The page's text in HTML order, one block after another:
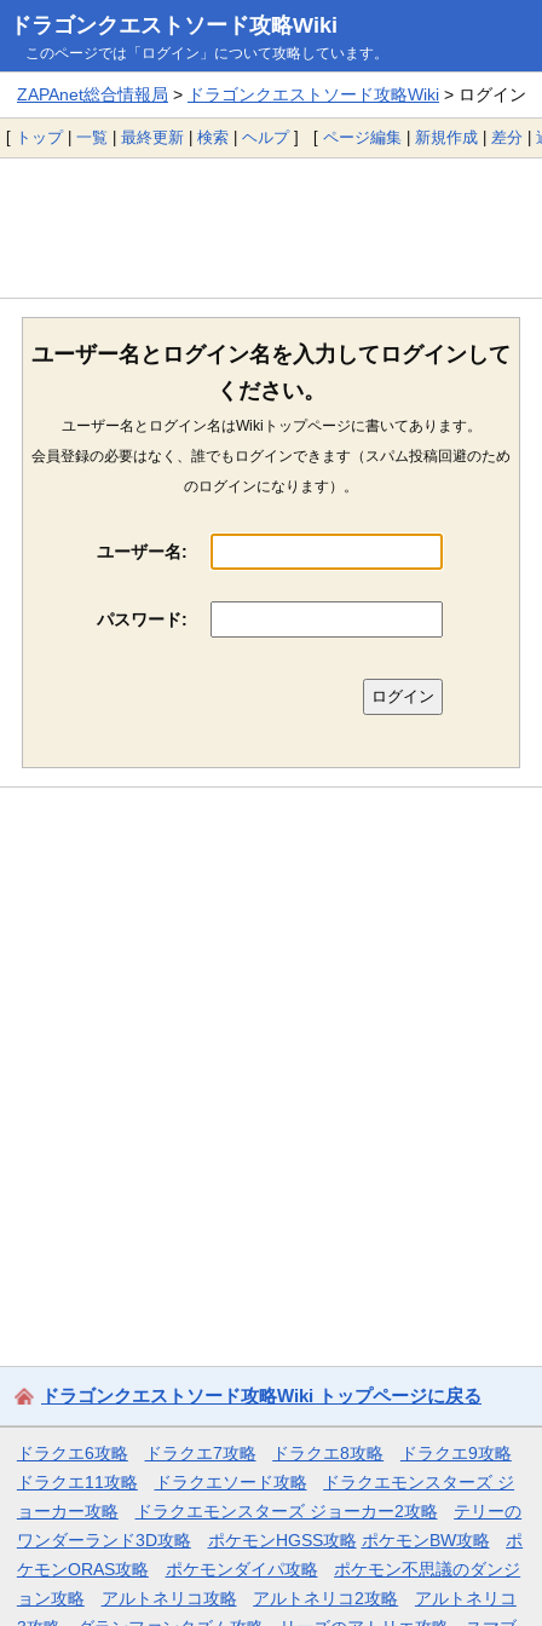
ドラゴンクエストソード攻略Wiki
このページでは「ログイン」について攻略しています。
ZAPAnet総合情報局 > ドラゴンクエストソード攻略Wiki> ログイン
[ トップ| 一覧 | 最終更新 | 検索 | ヘルプ] [ ページ編集 | 新規作成 | 差分 |
ユーザー名とログイン名を入力してログインして
ください。
ユーザー名とログイン名はWikiトップページに書いてあります。
会員登録の必要はなく、誰でもログインできます（スパム投稿回避のため
のログインになります）。
ユーザー名:
パスワード:
ドラゴンクエストソード攻略Wiki トップページに戻る
ドラクエ6攻略 ドラクエ7攻略 ドラクエ8攻略
ドラクエ9攻略
ドラクエ11攻略
ドラクエソード攻略
ドラクエモンスターズ ジ
ョーカー攻略
ドラクエモンスターズ ジョーカー2攻略
テリーの
ワンダーランド3D攻略
ポケモンHGSS攻略 ポケモンBW攻略
ポ
ケモンORAS攻略
ポケモンダイパ攻略
ポケモン不思議のダンジ
ョン攻略
アルトネリコ攻略 アルトネリコ2攻略
アルトネリコ